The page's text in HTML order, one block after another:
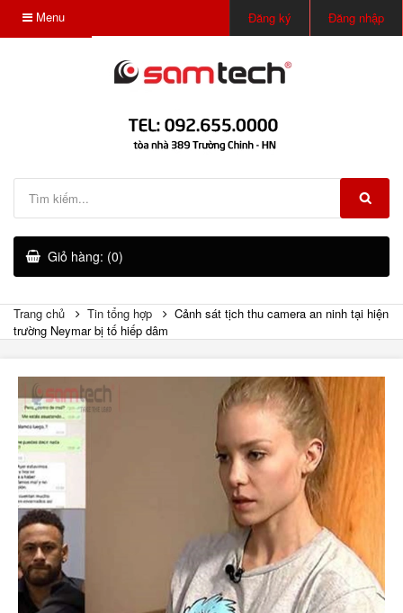
Menu Đăng ký Đăng nhập
Giỏ hàng: (0)
Trang chủ Tin tổng hợp
Cảnh sát tịch thu camera an ninh tại hiện
trường Neymar bị tố hiếp dâm